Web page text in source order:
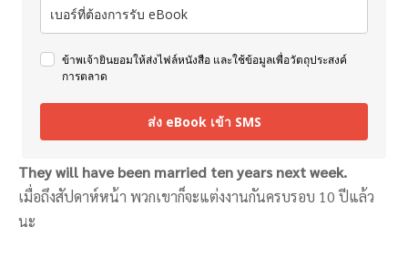
ข้าพเจ้ายินยอมให้ส่งไฟล์หนังสือ และใช้ข้อมูลเพื่อวัตถุประสงค์
การตลาด
ส่ง eBook เข้า SMS
They will have been married ten years next week.
เมื่อถึงสัปดาห์หน้า พวกเขาก็จะแต่งงานกันครบรอบ 10 ปีแล้ว
นะ